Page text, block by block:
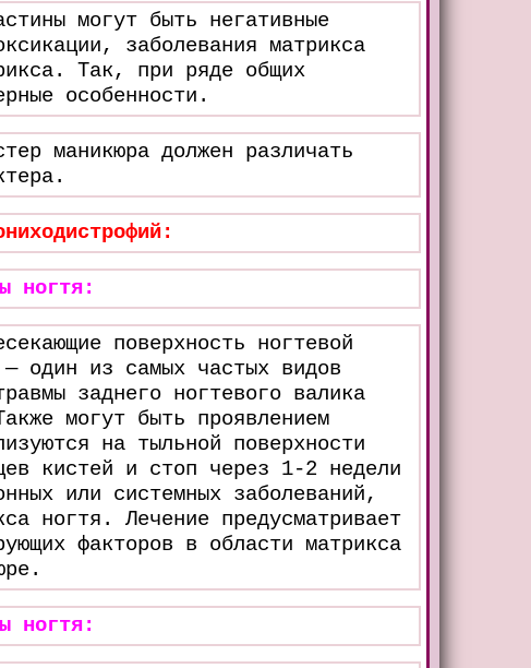
могут быть негативные
заболевания матрикса
Так, при ряде общих
особенности.
маникюра должен различать
ногтя:
поверхность ногтевой
один из самых частых видов
заднего ногтевого валика
могут быть проявлением
на тыльной поверхности
кистей и стоп через 1-2 недели
или системных заболеваний,
ногтя. Лечение предусматривает
факторов в области матрикса
ногтя: